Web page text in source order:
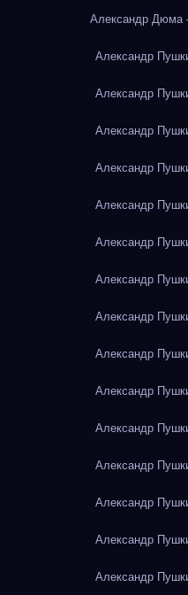
Александр Дюма
Александр
Александр
Александр
Александр
Александр
Александр
Александр
Александр
Александр
Александр
Александр
Александр
Александр
Александр
Александр